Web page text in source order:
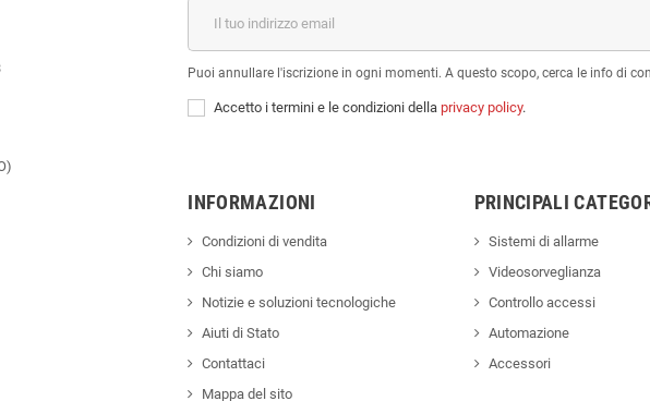
Puoi annullare l'iscrizione in ogni momenti. A questo scopo, cerca le info di
Accetto i termini e le condizioni della privacy policy.
INFORMAZIONI
Condizioni di vendita
Chi siamo
Notizie e soluzioni tecnologiche
Aiuti di Stato
Contattaci
Mappa del sito
PRINCIPALI
Sistemi di allarme
Videosorveglianza
Controllo accessi
Automazione
Accessori